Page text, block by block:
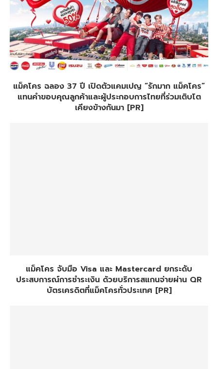
แม็คโคร ฉลอง 37 ปี เปิดตัวแคมเปญ “รักมาก แม็คโคร”
แทนคำขอบคุณลูกค้าและผู้ประกอบการไทยที่ร่วมเติบโต
เคียงข้างกันมา [PR]
แม็คโคร จับมือ Visa และ Mastercard ยกระดับ
ประสบการณ์การชำระเงิน ด้วยบริการสแกนจ่ายผ่าน QR
บัตรเครดิตที่แม็คโครทั่วประเทศ [PR]